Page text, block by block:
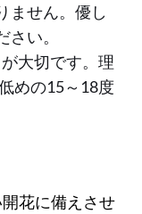
ません。優し
い。
大切です。理
めの15～18度
花に備えさせ